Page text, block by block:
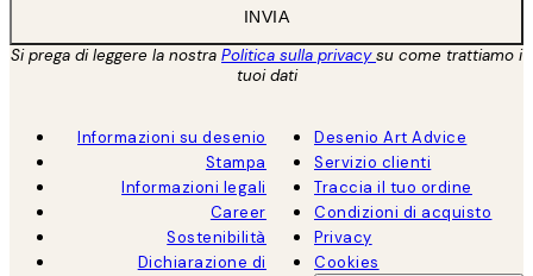
INVIA
Si prega di leggere la nostra Politica sulla privacysu come trattiamo i
tuoi dati
Informazioni su desenio
Stampa
Informazioni legali
Career
Sostenibilità
Dichiarazione di
Desenio Art Advice
Servizio clienti
Traccia il tuo ordine
Condizioni di acquisto
Privacy
Cookies